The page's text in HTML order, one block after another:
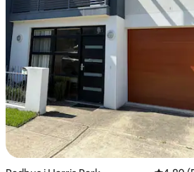
betyg, 156 omdömen